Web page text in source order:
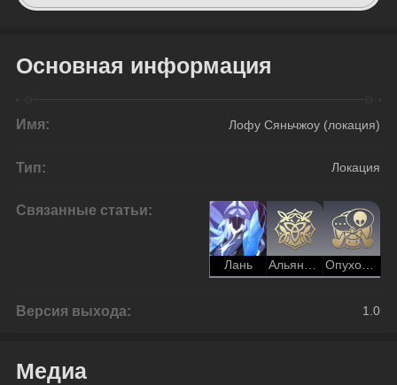
Основная информация
Имя: Лофу Сяньчжоу (локация)
Тип: Локация
Связанные статьи:
Лань Альянс Сяньчжоу (Охота) Опухоль всех миров (явление)
Версия выхода: 1.0
Медиа